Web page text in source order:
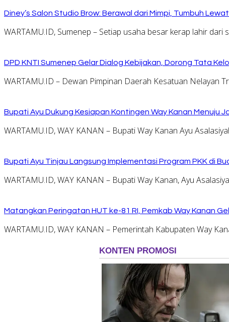
Diney’s Salon Studio Brow: Berawal dari Mimpi, Tumbuh
WARTAMU.ID, Sumenep – Setiap usaha besar kerap lahir
DPD KNTI Sumenep Gelar Dialog Kebijakan, Dorong Tata
WARTAMU.ID – Dewan Pimpinan Daerah Kesatuan Nelayan
Bupati Ayu Dukung Kesiapan Kontingen Way Kanan Menuju
WARTAMU.ID, WAY KANAN – Bupati Way Kanan Ayu
Bupati Ayu Tinjau Langsung Implementasi Program PKK di
WARTAMU.ID, WAY KANAN – Bupati Way Kanan, Ayu
Matangkan Peringatan HUT ke-81 RI, Pemkab Way Kanan
WARTAMU.ID, WAY KANAN – Pemerintah Kabupaten Way